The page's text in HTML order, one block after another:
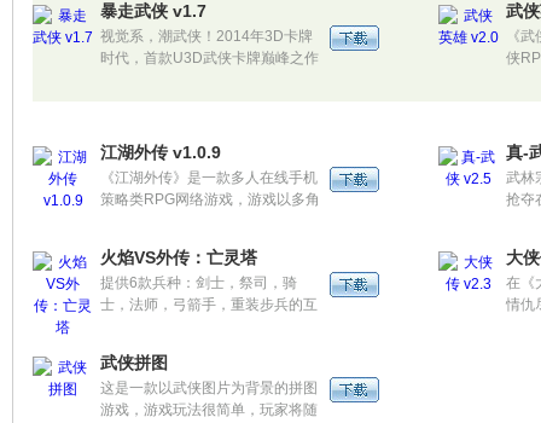
暴走武侠 v1.7
视觉系，潮武侠！2014年3D卡牌
时代，首款U3D武侠卡牌巅峰之作
武
《
侠
（超
江湖外传 v1.0.9
《江湖外传》是一款多人在线手机
策略类RPG网络游戏，游戏以多角
（帮派对战、帮派升级等）为主
线，通过紧张刺激的战斗向玩家展
现出北宋末年战乱四起，各路英豪
林盟主
真-
武林
抢夺
火焰VS外传：亡灵塔
提供6款兵种：剑士，祭司，骑
士，法师，弓箭手，重装步兵的互
强。 配备多达50招技能，让你的佣
兵如虎添翼！ 配备多达400种神兵
利器，助你对抗亡灵大军！ 超华丽
大
在《
情仇
武侠拼图
这是一款以武侠图片为背景的拼图
游戏，游戏玩法很简单，玩家将随